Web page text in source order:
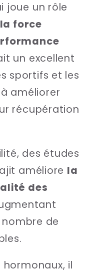
joue un rôle
force
un excellent
sportifs et les
améliorer
récupération
des études
améliore la
des
de
hormonaux, il